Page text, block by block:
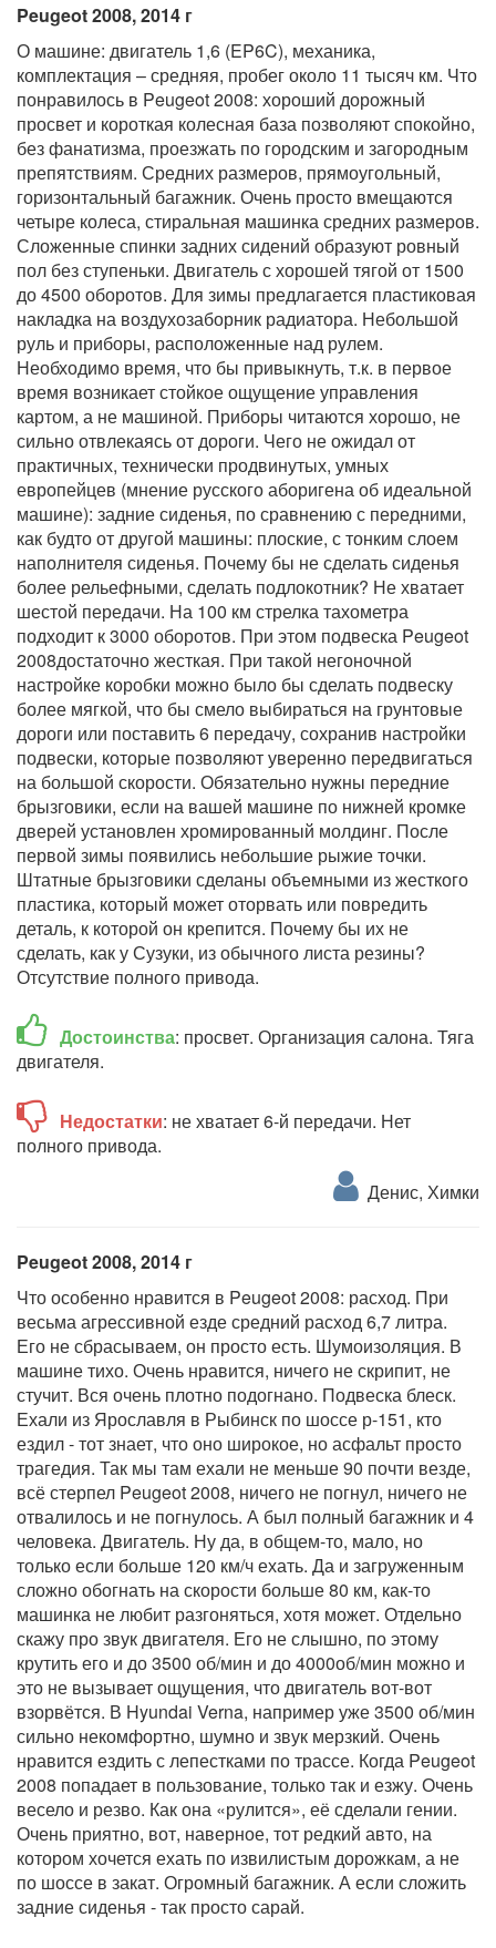
Peugeot 2008, 2014 г
О машине: двигатель 1,6 (EP6C), механика,
комплектация – средняя, пробег около 11 тысяч км. Что
понравилось в Peugeot 2008: хороший дорожный
просвет и короткая колесная база позволяют спокойно,
без фанатизма, проезжать по городским и загородным
препятствиям. Средних размеров, прямоугольный,
горизонтальный багажник. Очень просто вмещаются
четыре колеса, стиральная машинка средних размеров.
Сложенные спинки задних сидений образуют ровный
пол без ступеньки. Двигатель с хорошей тягой от 1500
до 4500 оборотов. Для зимы предлагается пластиковая
накладка на воздухозаборник радиатора. Небольшой
руль и приборы, расположенные над рулем.
Необходимо время, что бы привыкнуть, т.к. в первое
время возникает стойкое ощущение управления
картом, а не машиной. Приборы читаются хорошо, не
сильно отвлекаясь от дороги. Чего не ожидал от
практичных, технически продвинутых, умных
европейцев (мнение русского аборигена об идеальной
машине): задние сиденья, по сравнению с передними,
как будто от другой машины: плоские, с тонким слоем
наполнителя сиденья. Почему бы не сделать сиденья
более рельефными, сделать подлокотник? Не хватает
шестой передачи. На 100 км стрелка тахометра
подходит к 3000 оборотов. При этом подвеска Peugeot
2008достаточно жесткая. При такой негоночной
настройке коробки можно было бы сделать подвеску
более мягкой, что бы смело выбираться на грунтовые
дороги или поставить 6 передачу, сохранив настройки
подвески, которые позволяют уверенно передвигаться
на большой скорости. Обязательно нужны передние
брызговики, если на вашей машине по нижней кромке
дверей установлен хромированный молдинг. После
первой зимы появились небольшие рыжие точки.
Штатные брызговики сделаны объемными из жесткого
пластика, который может оторвать или повредить
деталь, к которой он крепится. Почему бы их не
сделать, как у Сузуки, из обычного листа резины?
Отсутствие полного привода.
Достоинства: просвет. Организация салона. Тяга
двигателя.
Недостатки: не хватает 6-й передачи. Нет
полного привода.
Денис, Химки
Peugeot 2008, 2014 г
Что особенно нравится в Peugeot 2008: расход. При
весьма агрессивной езде средний расход 6,7 литра.
Его не сбрасываем, он просто есть. Шумоизоляция. В
машине тихо. Очень нравится, ничего не скрипит, не
стучит. Вся очень плотно подогнано. Подвеска блеск.
Ехали из Ярославля в Рыбинск по шоссе р-151, кто
ездил - тот знает, что оно широкое, но асфальт просто
трагедия. Так мы там ехали не меньше 90 почти везде,
всё стерпел Peugeot 2008, ничего не погнул, ничего не
отвалилось и не погнулось. А был полный багажник и 4
человека. Двигатель. Ну да, в общем-то, мало, но
только если больше 120 км/ч ехать. Да и загруженным
сложно обогнать на скорости больше 80 км, как-то
машинка не любит разгоняться, хотя может. Отдельно
скажу про звук двигателя. Его не слышно, по этому
крутить его и до 3500 об/мин и до 4000об/мин можно и
это не вызывает ощущения, что двигатель вот-вот
взорвётся. В Hyundai Verna, например уже 3500 об/мин
сильно некомфортно, шумно и звук мерзкий. Очень
нравится ездить с лепестками по трассе. Когда Peugeot
2008 попадает в пользование, только так и езжу. Очень
весело и резво. Как она «рулится», её сделали гении.
Очень приятно, вот, наверное, тот редкий авто, на
котором хочется ехать по извилистым дорожкам, а не
по шоссе в закат. Огромный багажник. А если сложить
задние сиденья - так просто сарай.